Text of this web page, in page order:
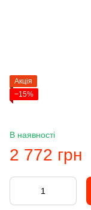
Акція
−15%
В наявності
2 772 грн